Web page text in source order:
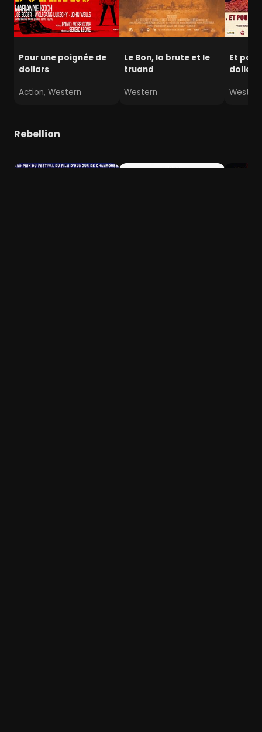
Pour une poignée de
dollars
Action, Western
Le Bon, la brute et le
truand
Western
Et
dollars
Western
Rebellion